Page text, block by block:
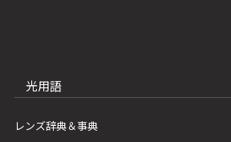
光用語
レンズ辞典＆事典